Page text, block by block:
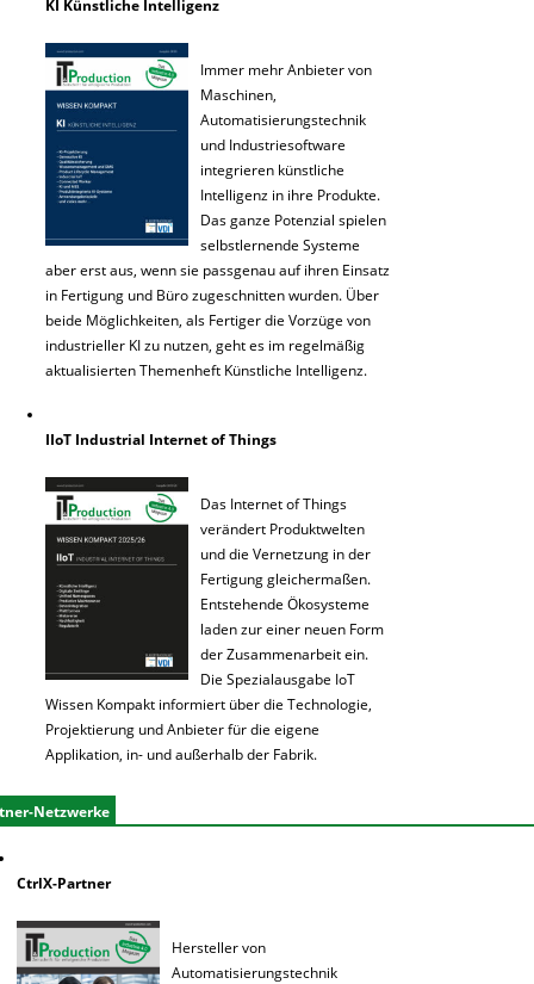
KI Künstliche Intelligenz
Immer mehr Anbieter von
Maschinen,
Automatisierungstechnik
und Industriesoftware
integrieren künstliche
Intelligenz in ihre Produkte.
Das ganze Potenzial spielen
selbstlernende Systeme
aber erst aus, wenn sie passgenau auf ihren Einsatz
in Fertigung und Büro zugeschnitten wurden. Über
beide Möglichkeiten, als Fertiger die Vorzüge von
industrieller KI zu nutzen, geht es im regelmäßig
aktualisierten Themenheft Künstliche Intelligenz.
IIoT Industrial Internet of Things
Das Internet of Things
verändert Produktwelten
und die Vernetzung in der
Fertigung gleichermaßen.
Entstehende Ökosysteme
laden zur einer neuen Form
der Zusammenarbeit ein.
Die Spezialausgabe IoT
Wissen Kompakt informiert über die Technologie,
Projektierung und Anbieter für die eigene
Applikation, in- und außerhalb der Fabrik.
Netzwerke
CtrlX-Partner
Hersteller von
Automatisierungstechnik